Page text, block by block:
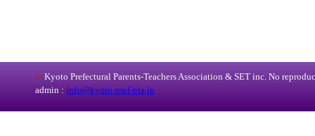
© Kyoto Prefectural Parents-Teachers Association & SET inc. No
admin : info@kyoto-pref-pta.jp